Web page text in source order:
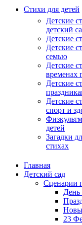
Стихи для детей
Детские
детский
Детские
Детские
семью
Детские
временах
Детские
Детские
спорт и
детей
Загадки
стихах
Главная
Детский сад
Сценарии
День
23